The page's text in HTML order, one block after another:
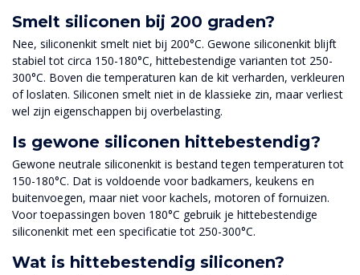
Smelt siliconen bij 200 graden?
Nee, siliconenkit smelt niet bij 200°C. Gewone siliconenkit blijft
stabiel tot circa 150-180°C, hittebestendige varianten tot 250-
300°C. Boven die temperaturen kan de kit verharden, verkleuren
of loslaten. Siliconen smelt niet in de klassieke zin, maar verliest
wel zijn eigenschappen bij overbelasting.
Is gewone siliconen hittebestendig?
Gewone neutrale siliconenkit is bestand tegen temperaturen tot
150-180°C. Dat is voldoende voor badkamers, keukens en
buitenvoegen, maar niet voor kachels, motoren of fornuizen.
Voor toepassingen boven 180°C gebruik je hittebestendige
siliconenkit met een specificatie tot 250-300°C.
Wat is hittebestendig siliconen?